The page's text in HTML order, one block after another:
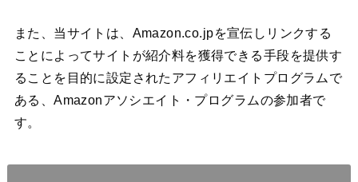
また、当サイトは、Amazon.co.jpを宣伝しリンクする
ことによってサイトが紹介料を獲得できる手段を提供す
ることを目的に設定されたアフィリエイトプログラムで
ある、Amazonアソシエイト・プログラムの参加者で
す。